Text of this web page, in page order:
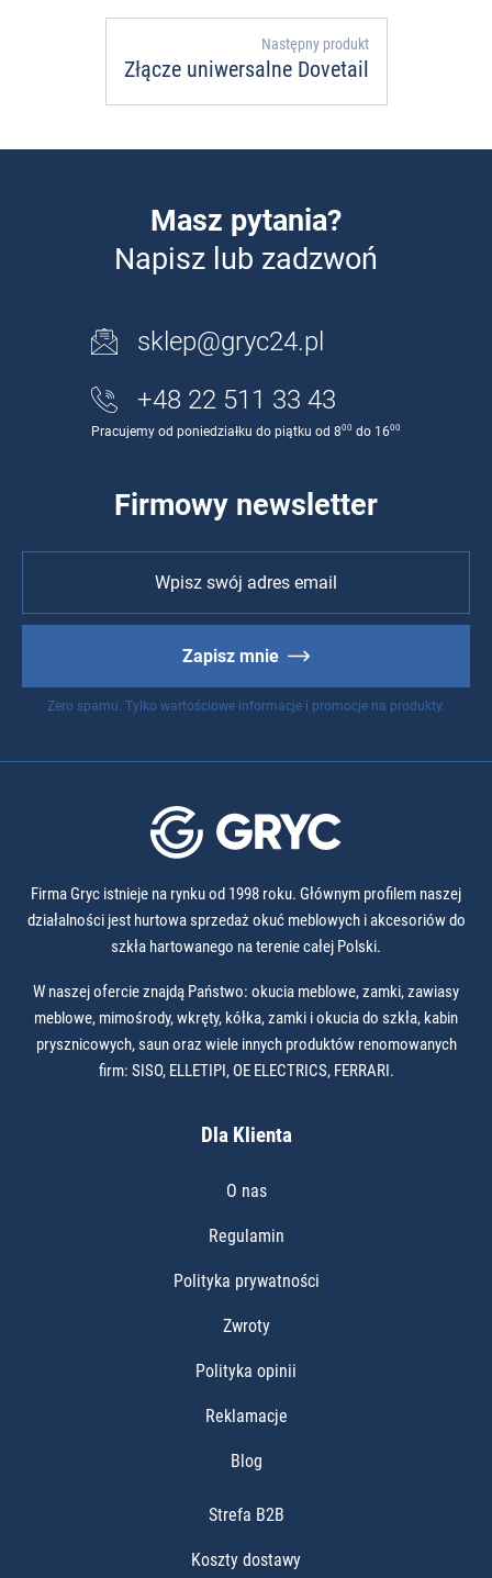
Następny produkt
Złącze uniwersalne Dovetail
Masz pytania?
Napisz lub zadzwoń
sklep@gryc24.pl
+48 22 511 33 43
Pracujemy od poniedziałku do piątku od 800 do 1600
Firmowy newsletter
Zapisz mnie
Zero spamu. Tylko wartościowe informacje i promocje na produkty.
Firma Gryc istnieje na rynku od 1998 roku. Głównym profilem naszej
działalności jest hurtowa sprzedaż okuć meblowych i akcesoriów do
szkła hartowanego na terenie całej Polski.
W naszej ofercie znajdą Państwo: okucia meblowe, zamki, zawiasy
meblowe, mimośrody, wkręty, kółka, zamki i okucia do szkła, kabin
prysznicowych, saun oraz wiele innych produktów renomowanych
firm: SISO, ELLETIPI, OE ELECTRICS, FERRARI.
Dla Klienta
O nas
Regulamin
Polityka prywatności
Zwroty
Polityka opinii
Reklamacje
Blog
Strefa B2B
Koszty dostawy